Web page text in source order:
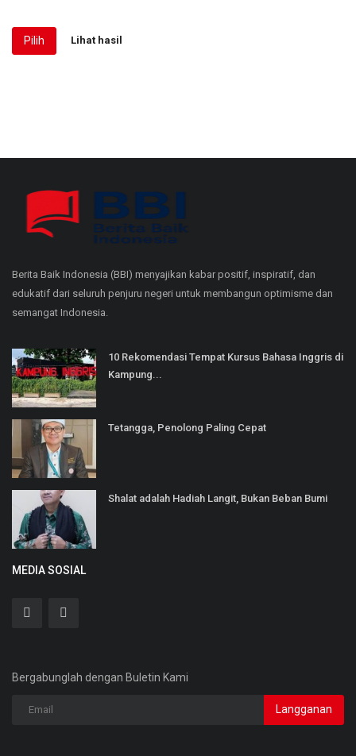
Pilih Lihat hasil
Berita Baik Indonesia (BBI) menyajikan kabar positif, inspiratif, dan
edukatif dari seluruh penjuru negeri untuk membangun optimisme dan
semangat Indonesia.
10 Rekomendasi Tempat Kursus Bahasa Inggris di
Kampung...
Tetangga, Penolong Paling Cepat
Shalat adalah Hadiah Langit, Bukan Beban Bumi
MEDIA SOSIAL
Bergabunglah dengan Buletin Kami
Langganan